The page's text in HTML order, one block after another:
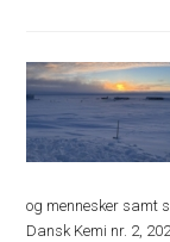
og mennesker samt
Dansk Kemi nr. 2,